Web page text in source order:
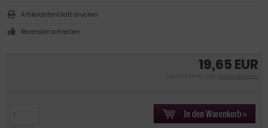
19,65 EUR
inkl. 19 % MwSt. zzgl. Versandkosten
Artikeldatenblatt drucken
Rezension schreiben